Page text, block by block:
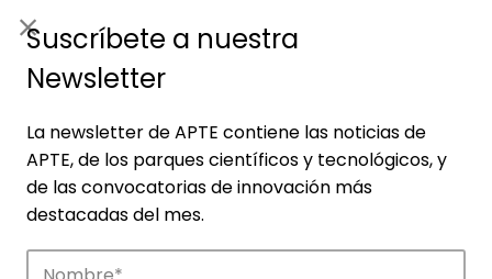
Suscríbete a nuestra
Newsletter
La newsletter de APTE contiene las noticias de
APTE, de los parques científicos y tecnológicos, y
de las convocatorias de innovación más
destacadas del mes.